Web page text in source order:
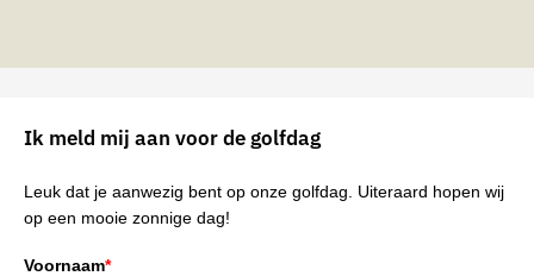
Internationaal
Bedrijfsaanbod
Ik meld mij aan voor de golfdag
Leuk dat je aanwezig bent op onze golfdag. Uiteraard hopen wij
op een mooie zonnige dag!
Voornaam*